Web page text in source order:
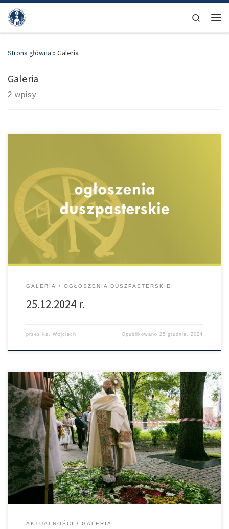
Przejdź do treści
Search
Strona główna » Galeria
Galeria
2 wpisy
OGŁOSZENIA DUSZPASTERSKIE Uroczystość Narodzenia Pańskiego 25
grudnia 2024 r. Niech Nowonarodzony obdarza całe Słupskie
Duszpasterstwo Tradycji Katolickiej i naszych bliskich oraz całą naszą
Ojczyznę i świat potrzebnymi łaskami: nade wszystko darami wiary,
nadziei i miłości! Niech nie zabraknie nam radości z narodzin
Odkupiciel. Dzisiejsza Msza Święta celebrowana jest w intencji
wszystkich Dobrodziejów i Ofiarodawców naszego duszpasterstwa,
ale również za […]
GALERIA OGŁOSZENIA DUSZPASTERSKIE
25.12.2024 r.
przez ks. Wojciech Opublikowano25 grudnia, 2024
Zachęcamy do obejrzenia galerii zdjęć z piątkowej uroczystości
Najświętszego Serca Pana Jezusa. Serdecznie dziękujemy pani Lucynie
Szczepańskiej za fotorelację. „Każdy grzech jest raną zadaną Miłości
Bożej” – podkreślał w homilii ks. Robert Górski, duszpasterz Tradycji
katolickiej w Słupsku. (Całą homilię można wysłuchać tutaj) Po
uroczystej Mszy świętej, przed Panem Jezusem wystawionym w
monstrancji odmówiliśmy po łacinie litanię do Serca […]
AKTUALNOŚCI GALERIA